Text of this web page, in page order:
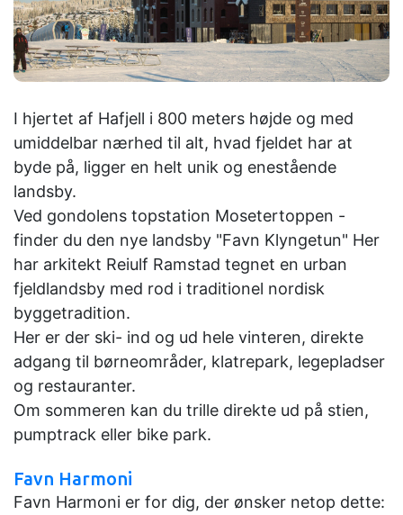
I hjertet af Hafjell i 800 meters højde og med
umiddelbar nærhed til alt, hvad fjeldet har at
byde på, ligger en helt unik og enestående
landsby.
Ved gondolens topstation Mosetertoppen -
finder du den nye landsby "Favn Klyngetun" Her
har arkitekt Reiulf Ramstad tegnet en urban
fjeldlandsby med rod i traditionel nordisk
byggetradition.
Her er der ski- ind og ud hele vinteren, direkte
adgang til børneområder, klatrepark, legepladser
og restauranter.
Om sommeren kan du trille direkte ud på stien,
pumptrack eller bike park.
Favn Harmoni
Favn Harmoni er for dig, der ønsker netop dette: